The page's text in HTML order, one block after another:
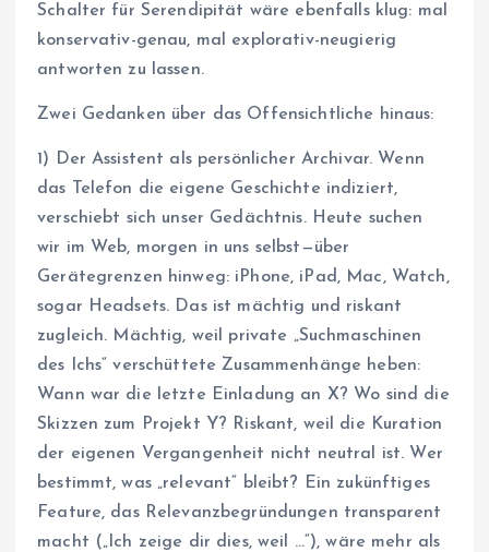
Schalter für Serendipität wäre ebenfalls klug: mal
konservativ-genau, mal explorativ-neugierig
antworten zu lassen.
Zwei Gedanken über das Offensichtliche hinaus:
1) Der Assistent als persönlicher Archivar. Wenn
das Telefon die eigene Geschichte indiziert,
verschiebt sich unser Gedächtnis. Heute suchen
wir im Web, morgen in uns selbst—über
Gerätegrenzen hinweg: iPhone, iPad, Mac, Watch,
sogar Headsets. Das ist mächtig und riskant
zugleich. Mächtig, weil private „Suchmaschinen
des Ichs“ verschüttete Zusammenhänge heben:
Wann war die letzte Einladung an X? Wo sind die
Skizzen zum Projekt Y? Riskant, weil die Kuration
der eigenen Vergangenheit nicht neutral ist. Wer
bestimmt, was „relevant“ bleibt? Ein zukünftiges
Feature, das Relevanzbegründungen transparent
macht („Ich zeige dir dies, weil …“), wäre mehr als